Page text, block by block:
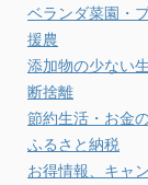
ベランダ菜園・
援農
添加物の少ない
断捨離
節約生活・お金
ふるさと納税
お得情報、キャ